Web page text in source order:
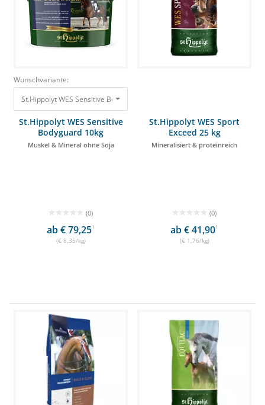
Wunschvariante:
St.Hippolyt WES Sensitive Bodyguard 10kg Muskel & Mineral ohne Soja
St.Hippolyt WES Sensitive
Bodyguard 10kg
Muskel & Mineral ohne Soja
(0)
ab € 79,251
(€ 8,35/kg)
St.Hippolyt WES Sport
Exceed 25 kg
Mineralisiert & proteinreich
(0)
ab € 41,901
(€ 1,76/kg)